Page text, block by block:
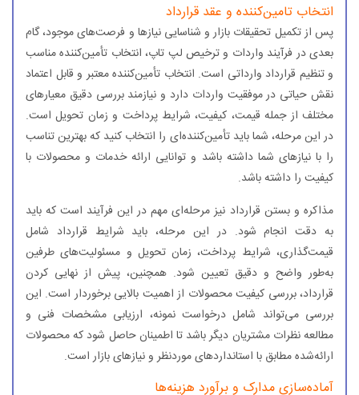
انتخاب تامین‌کننده و عقد قرارداد
پس از تکمیل تحقیقات بازار و شناسایی نیازها و فرصت‌های موجود، گام
بعدی در فرآیند واردات و ترخیص لپ تاپ، انتخاب تأمین‌کننده مناسب
و تنظیم قرارداد وارداتی است. انتخاب تأمین‌کننده معتبر و قابل اعتماد
نقش حیاتی در موفقیت واردات دارد و نیازمند بررسی دقیق معیارهای
مختلف از جمله قیمت، کیفیت، شرایط پرداخت و زمان تحویل است.
در این مرحله، شما باید تأمین‌کننده‌ای را انتخاب کنید که بهترین تناسب
را با نیازهای شما داشته باشد و توانایی ارائه خدمات و محصولات با
کیفیت را داشته باشد.
مذاکره و بستن قرارداد نیز مرحله‌ای مهم در این فرآیند است که باید
به دقت انجام شود. در این مرحله، باید شرایط قرارداد شامل
قیمت‌گذاری، شرایط پرداخت، زمان تحویل و مسئولیت‌های طرفین
به‌طور واضح و دقیق تعیین شود. همچنین، پیش از نهایی کردن
قرارداد، بررسی کیفیت محصولات از اهمیت بالایی برخوردار است. این
بررسی می‌تواند شامل درخواست نمونه، ارزیابی مشخصات فنی و
مطالعه نظرات مشتریان دیگر باشد تا اطمینان حاصل شود که محصولات
ارائه‌شده مطابق با استانداردهای موردنظر و نیازهای بازار است.
آماده‌سازی مدارک و برآورد هزینه‌ها